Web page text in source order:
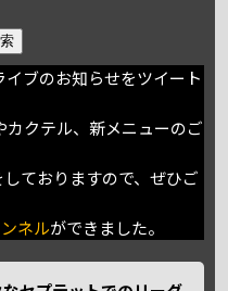
ブのお知らせをツイート
カクテル、新メニューのご
ておりますので、ぜひご
ネルができました。